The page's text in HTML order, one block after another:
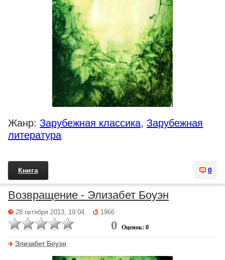
Жанр: Зарубежная классика, Зарубежная
литература
0
Книга
Возвращение - Элизабет Боуэн
28 октября 2013, 19:04 1966
0 Оценок: 0
Элизабет Боуэн